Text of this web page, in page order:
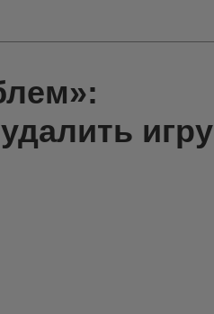
игру